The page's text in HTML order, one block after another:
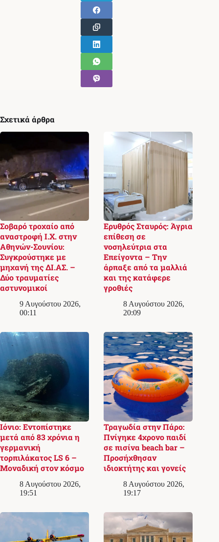
Σχετικά άρθρα
Σοβαρό τροχαίο από
αναστροφή Ι.Χ. στην
Αθηνών-Σουνίου:
Συγκρούστηκε με
μηχανή της ΔΙ.ΑΣ. –
Δύο τραυματίες
αστυνομικοί
9 Αυγούστου 2026,
00:11
Ερυθρός Σταυρός: Άγρια
επίθεση σε
νοσηλεύτρια στα
Επείγοντα – Την
άρπαξε από τα μαλλιά
και της κατάφερε
γροθιές
8 Αυγούστου 2026,
20:09
Ιόνιο: Εντοπίστηκε
μετά από 83 χρόνια η
γερμανική
τορπιλάκατος LS 6 –
Μοναδική στον κόσμο
8 Αυγούστου 2026,
19:51
Τραγωδία στην Πάρο:
Πνίγηκε 4χρονο παιδί
σε πισίνα beach bar –
Προσήχθησαν
ιδιοκτήτης και γονείς
8 Αυγούστου 2026,
19:17